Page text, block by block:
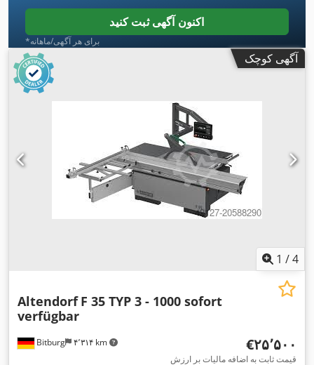
اکنون آگهی ثبت کنید
*برای هر آگهی/ماهانه
آگهی کوچک
1 /4
Bitburg ۴٬۳۱۴ km
Altendorf F 35 TYP 3 - 1000 sofort
verfügbar
‎€۲۵٬۵۰۰
قیمت ثابت به اضافه مالیات بر ارزش